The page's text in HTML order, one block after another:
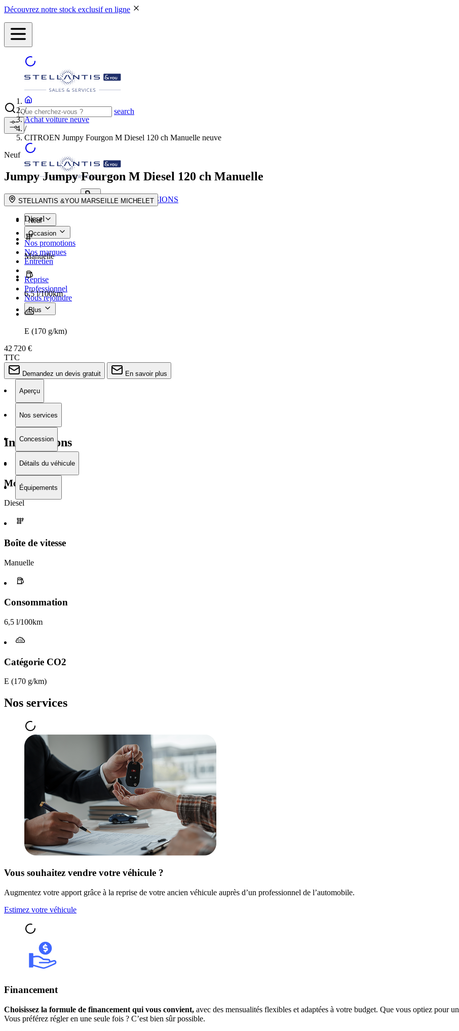
Découvrez notre stock exclusif en ligne
search
search button - icon NOS CONCESSIONS
Neuf
Occasion
Nos promotions
Nos marques
Entretien
Reprise
Professionnel
Nous rejoindre
Plus
/
Achat voiture neuve
/
CITROEN Jumpy Fourgon M Diesel 120 ch Manuelle neuve
Neuf
JumpyJumpy Fourgon M Diesel 120 ch Manuelle
STELLANTIS &YOU MARSEILLE MICHELET
Diesel
Manuelle
6,5 l/100km
E (170 g/km)
42 720 €
TTC
Demandez un devis gratuit En savoir plus
Aperçu
Nos services
Concession
Détails du véhicule
Équipements
Informations
Moteur
Diesel
Boîte de vitesse​
Manuelle
Consommation
6,5 l/100km
Catégorie CO2
E (170 g/km)
Nos services
Vous souhaitez vendre votre véhicule ?
Augmentez votre apport grâce à la reprise de votre ancien véhicule auprès d’un professionnel de l’automobile.
Estimez votre véhicule
Financement
Choisissez la formule de financement qui vous convient, avec des mensualités flexibles et adaptées à votre budget. Que vous optiez pour un
Vous préférez régler en une seule fois ? C’est bien sûr possible.